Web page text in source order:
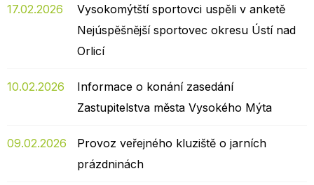
17.02.2026
Vysokomýtští sportovci uspěli v anketě
Nejúspěšnější sportovec okresu Ústí nad
Orlicí
10.02.2026
Informace o konání zasedání
Zastupitelstva města Vysokého Mýta
09.02.2026
Provoz veřejného kluziště o jarních
prázdninách